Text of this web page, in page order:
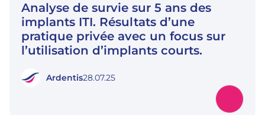
Analyse de survie sur 5 ans des
implants ITI. Résultats d’une
pratique privée avec un focus sur
l’utilisation d’implants courts.
Ardentis28.07.25